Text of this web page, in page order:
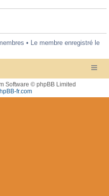
• Le membre enregistré le
Software © phpBB Limited
fr.com